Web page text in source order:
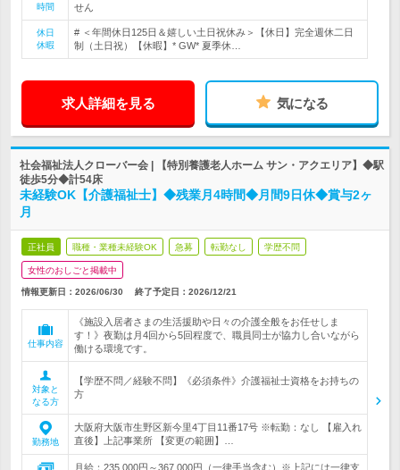
時間
せん
休日
休暇
# ＜年間休日125日＆嬉しい土日祝休み＞【休日】完全週休二日
制（土日祝）【休暇】* GW* 夏季休…
求人詳細を見る 気になる
社会福祉法人クローバー会 | 【特別養護老人ホーム サン・アクエリア】◆駅
徒歩5分◆計54床
未経験OK【介護福祉士】◆残業月4時間◆月間9日休◆賞与2ヶ
月
正社員 職種・業種未経験OK 急募 転勤なし 学歴不問
女性のおしごと掲載中
情報更新日：2026/06/30 終了予定日： 2026/12/21
仕事内容
《施設入居者さまの生活援助や日々の介護全般をお任せしま
す！》夜勤は月4回から5回程度で、職員同士が協力し合いながら
働ける環境です。
対象と
なる方
【学歴不問／経験不問】《必須条件》介護福祉士資格をお持ちの
方
勤務地
大阪府大阪市生野区新今里4丁目11番17号 ※転勤：なし 【雇入れ
直後】上記事業所 【変更の範囲】…
月給：235,000円～367,000円（一律手当含む）※上記には一律支